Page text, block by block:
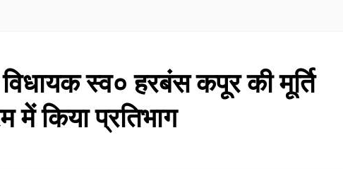
विधायक स्व० हरबंस कपूर की मूर्ति
में किया प्रतिभाग